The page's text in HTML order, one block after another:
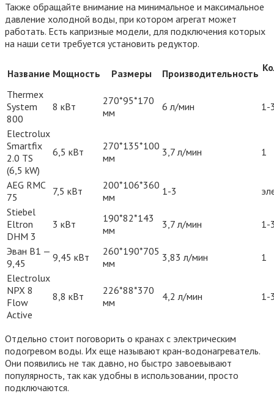
Также обращайте внимание на минимальное и максимальное
давление холодной воды, при котором агрегат может
работать. Есть капризные модели, для подключения которых
на наши сети требуется установить редуктор.
Название Мощность Размеры Производительность
Thermex
System
800
8 кВт
270*95*170
мм
6 л/мин 1-
Electrolux
Smartfix
2.0 TS
(6,5 kW)
6,5 кВт
270*135*100
мм
3,7 л/мин 1
AEG RMC
75
7,5 кВт
200*106*360
мм
1-3
Stiebel
Eltron
DHM 3
3 кВт
190*82*143
мм
3,7 л/мин 1-
Эван B1 —
9,45
9,45 кВт
260*190*705
мм
3,83 л/мин
1
Electrolux
NPX 8
Flow
Active
8,8 кВт
226*88*370
мм
4,2 л/мин 1-
Отдельно стоит поговорить о кранах с электрическим
подогревом воды. Их еще называют кран-водонагреватель.
Они появились не так давно, но быстро завоевывают
популярность, так как удобны в использовании, просто
подключаются.